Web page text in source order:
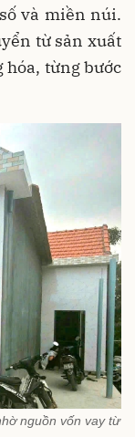
và miền núi.
từ sản xuất
hóa, từng bước
nguồn vốn vay từ